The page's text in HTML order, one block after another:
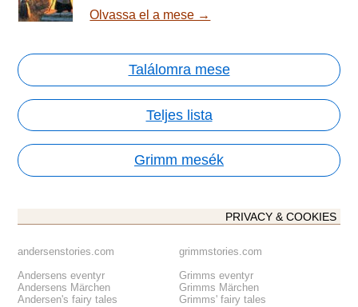
Olvassa el a mese →
Találomra mese
Teljes lista
Grimm mesék
PRIVACY & COOKIES
andersenstories.com
Andersens eventyr
Andersens Märchen
Andersen's fairy tales
grimmstories.com
Grimms eventyr
Grimms Märchen
Grimms' fairy tales